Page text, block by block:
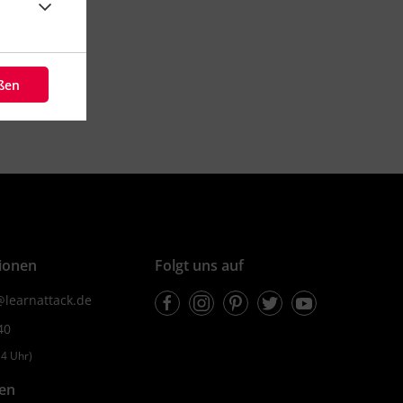
Uhr)
Folgt uns auf
FacebookInstagramPinterestTwitterYoutube